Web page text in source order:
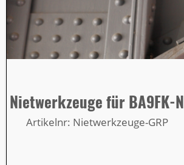
Nietwerkzeuge für BA9FK-N
Artikelnr: Nietwerkzeuge-GRP